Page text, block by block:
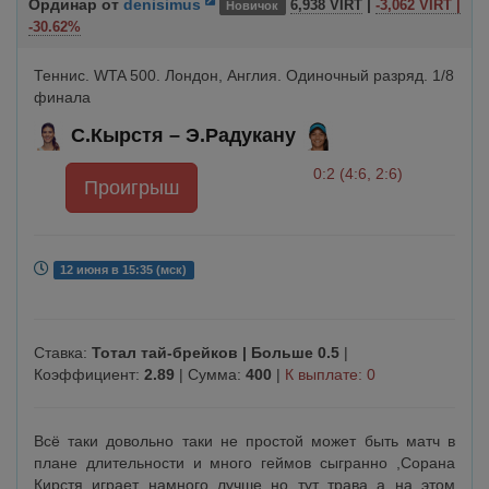
Ординар от denisimus Новичок 6,938 VIRT|
-3,062 VIRT |
-30.62%
Теннис. WTA 500. Лондон, Англия. Одиночный разряд. 1/8
финала
С.Кырстя – Э.Радукану
Проигрыш
0:2 (4:6, 2:6)
12 июня в 15:35 (мск)
Ставка: Тотал тай-брейков | Больше 0.5 |
Коэффициент: 2.89 | Сумма: 400 | К выплате: 0
Всё таки довольно таки не простой может быть матч в
плане длительности и много геймов сыгранно ,Сорана
Кирстя играет намного лучше но тут трава а на этом